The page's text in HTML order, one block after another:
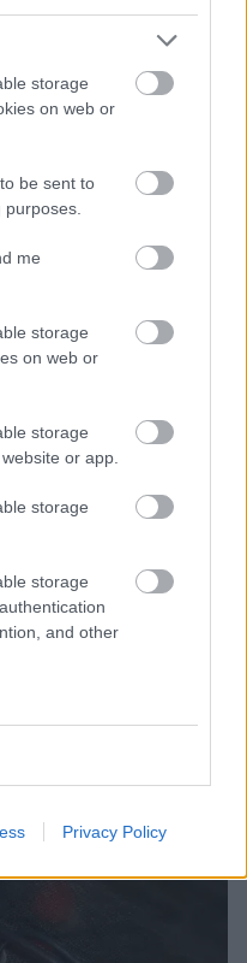
storage
on web or
be sent to
me
storage
on web or
storage
or app.
storage
storage
and other
Privacy Policy